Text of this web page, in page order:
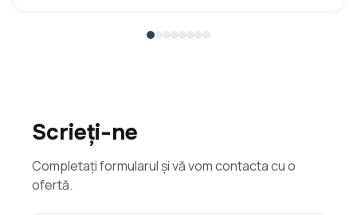
Scrieți-ne
Completați formularul și vă vom contacta cu o
ofertă.